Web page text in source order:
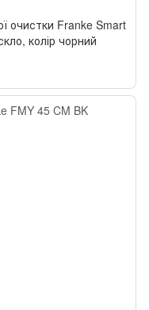
очистки Franke Smart
колір чорний